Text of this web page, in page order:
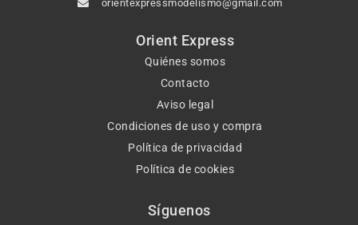
orientexpressmodelismo@gmail.com
Orient Express
Quiénes somos
Contacto
Aviso legal
Condiciones de uso y compra
Política de privacidad
Política de cookies
Síguenos